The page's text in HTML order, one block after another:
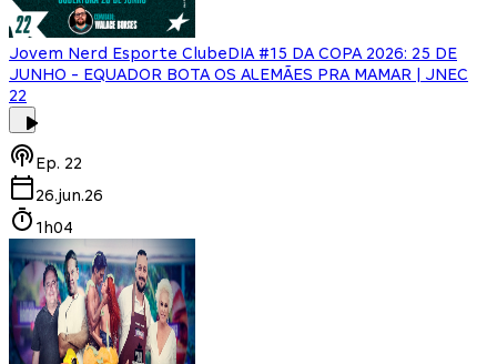
Jovem Nerd Esporte ClubeDIA #15 DA COPA 2026: 25 DE
JUNHO - EQUADOR BOTA OS ALEMÃES PRA MAMAR | JNEC
22
Ep. 22
26.jun.26
1h04